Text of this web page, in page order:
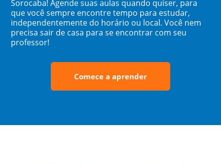
Sorocaba! Agende suas aulas quando quiser, para
que você sempre encontre tempo para estudar,
independentemente do horário ou local. Você nem
precisa sair de casa para se encontrar com seu
professor!
Comece a aprender